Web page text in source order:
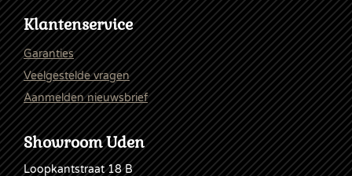
Klantenservice
Garanties
Veelgestelde vragen
Aanmelden nieuwsbrief
Showroom Uden
Loopkantstraat 18 B